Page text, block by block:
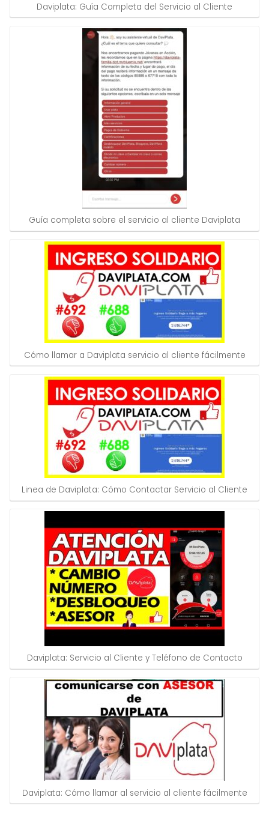
Daviplata: Guía Completa del Servicio al Cliente
Guía completa sobre el servicio al cliente Daviplata
Cómo llamar a Daviplata servicio al cliente fácilmente
Linea de Daviplata: Cómo Contactar Servicio al Cliente
Daviplata: Servicio al Cliente y Teléfono de Contacto
Daviplata: Cómo llamar al servicio al cliente fácilmente